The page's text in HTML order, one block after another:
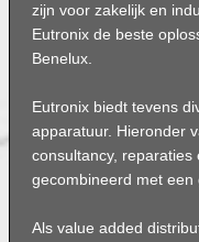
zijn voor zakelijk en
Eutronix de beste
Benelux.
Eutronix biedt tevens
apparatuur. Hieronder
consultancy,
gecombineerd met
Als value added